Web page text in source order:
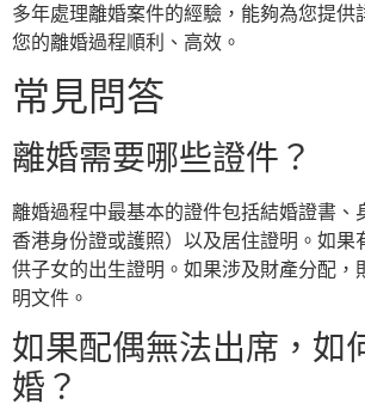
多年處理離婚案件的經驗，能夠為您提供
您的離婚過程順利、高效。
常見問答
離婚需要哪些證件？
離婚過程中最基本的證件包括結婚證書、
香港身份證或護照）以及居住證明。如果
供子女的出生證明。如果涉及財產分配，
明文件。
如果配偶無法出席，如
婚？